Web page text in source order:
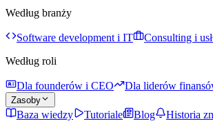
Według branży
Software development i IT Consulting i
Według roli
Dla founderów i CEO Dla liderów
Zasoby
Baza wiedzy Tutoriale Blog
Historia